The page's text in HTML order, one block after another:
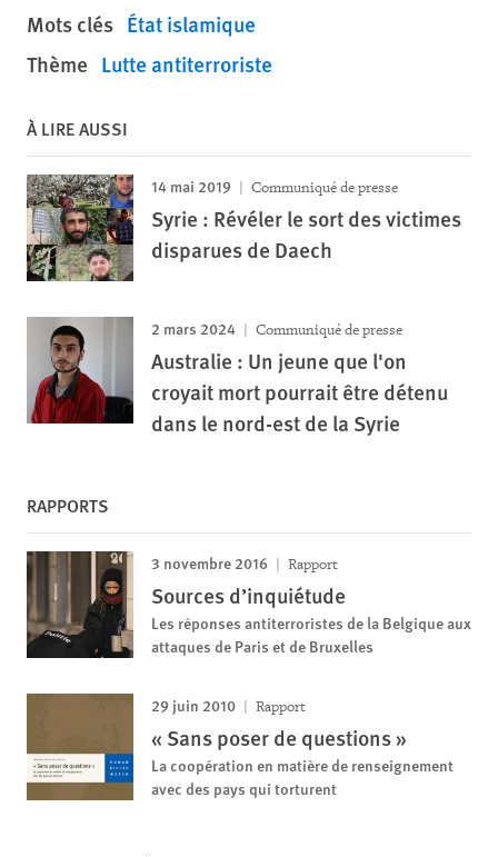
Mots clés État islamique
Thème Lutte antiterroriste
À LIRE AUSSI
14 mai 2019 Communiqué de presse
Syrie : Révéler le sort des victimes
disparues de Daech
2 mars 2024 Communiqué de presse
Australie : Un jeune que l'on
croyait mort pourrait être détenu
dans le nord-est de la Syrie
RAPPORTS
3 novembre 2016 Rapport
Sources d’inquiétude
Les réponses antiterroristes de la Belgique aux
attaques de Paris et de Bruxelles
29 juin 2010 Rapport
« Sans poser de questions »
La coopération en matière de renseignement
avec des pays qui torturent